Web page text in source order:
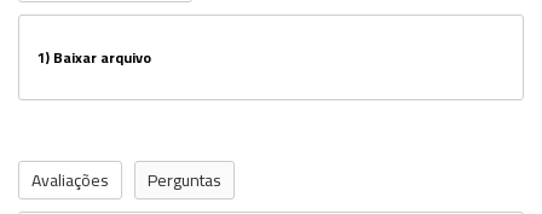
1)Baixar arquivo
Avaliações Perguntas